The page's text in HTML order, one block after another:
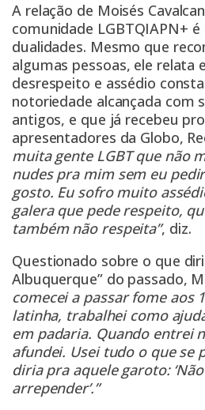
A relação de Moisés
comunidade LGBTQIAPN+
dualidades. Mesmo que
algumas pessoas, ele relata
desrespeito e assédio
notoriedade alcançada com
antigos, e que já recebeu
apresentadores da Globo,
muita gente LGBT que não
nudes pra mim sem eu
gosto. Eu sofro muito
galera que pede respeito,
também não respeita”, diz.
Questionado sobre o que
Albuquerque” do passado,
comecei a passar fome aos
latinha, trabalhei como
em padaria. Quando entrei
afundei. Usei tudo o que se
diria pra aquele garoto:
arrepender’.”